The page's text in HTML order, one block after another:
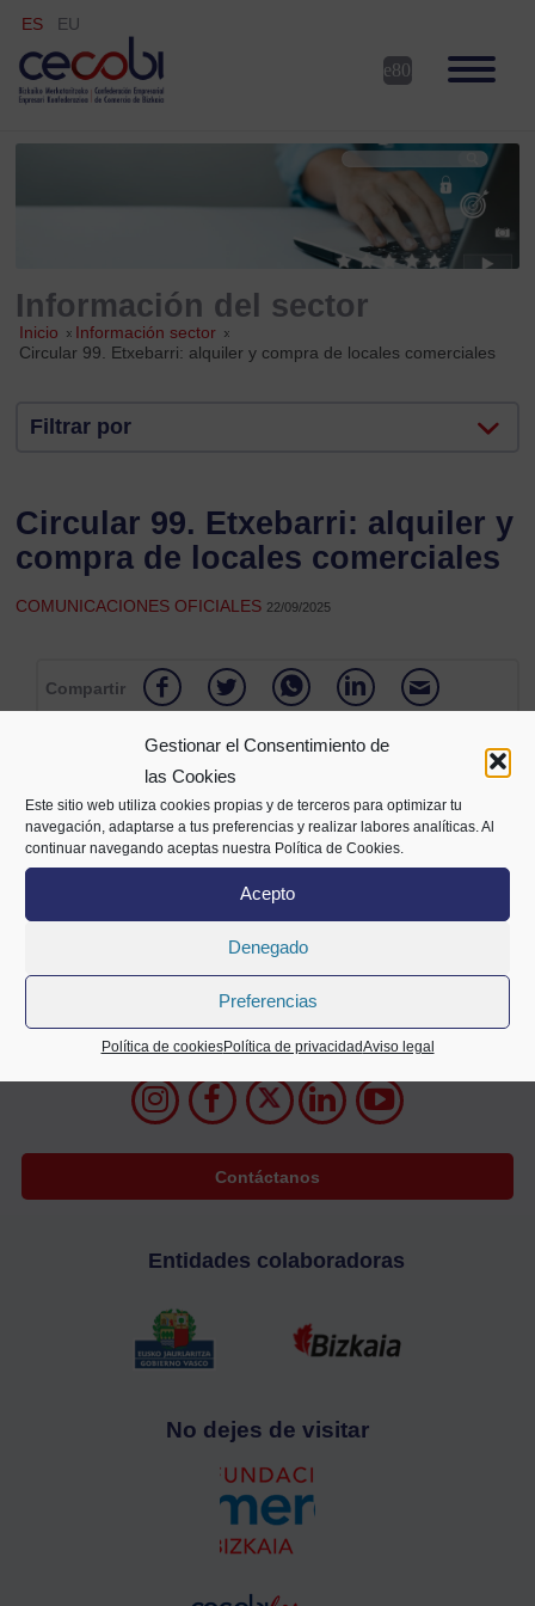
Gestionar el Consentimiento de
las Cookies
Este sitio web utiliza cookies propias y de terceros para optimizar tu
navegación, adaptarse a tus preferencias y realizar labores analíticas. Al
continuar navegando aceptas nuestra Política de Cookies.
Acepto
Denegado
Preferencias
Política de cookiesPolítica de privacidadAviso legal
ES EU
Información del sector
Inicio » Información sector »
Circular 99. Etxebarri: alquiler y compra de locales comerciales
Filtrar por
Circular 99. Etxebarri: alquiler y
compra de locales comerciales
COMUNICACIONES OFICIALES 22/09/2025
Compartir
Alameda Mazarredo 69,
2º planta
48009 Bilbao
94 400 28 00
688 72 05 63 info@cecobi.es
Contáctanos
Entidades colaboradoras
No dejes de visitar